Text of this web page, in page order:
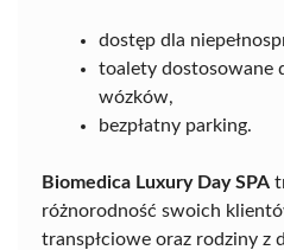
dostęp dla
toalety dostosowane
wózków,
bezpłatny parking.
Biomedica Luxury Day SPA
różnorodność swoich
transpłciowe oraz rodziny z